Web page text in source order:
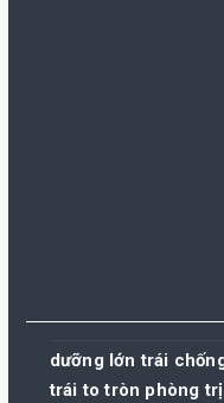
dưỡng lớn trái
trái to tròn phòng